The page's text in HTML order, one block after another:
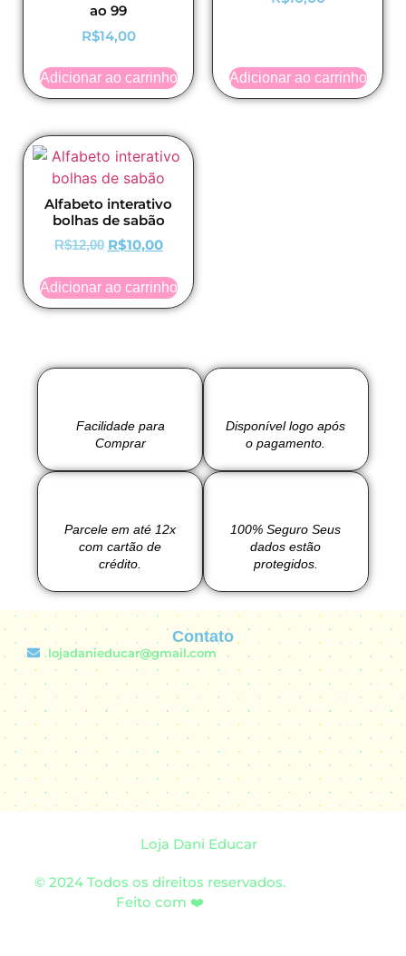
ao 99
R$14,00
Adicionar ao carrinho Adicionar ao carrinho
Alfabeto interativo
bolhas de sabão
R$12,00 R$10,00
Adicionar ao carrinho
Facilidade para
Comprar
Disponível logo após
o pagamento.
Parcele em até 12x
com cartão de
crédito.
100% Seguro Seus
dados estão
protegidos.
Contato
lojadanieducar@gmail.com
Loja Dani Educar
© 2024 Todos os direitos reservados.
Feito com ❤️